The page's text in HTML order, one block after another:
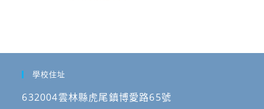
學校住址
632004雲林縣虎尾鎮博愛路65號